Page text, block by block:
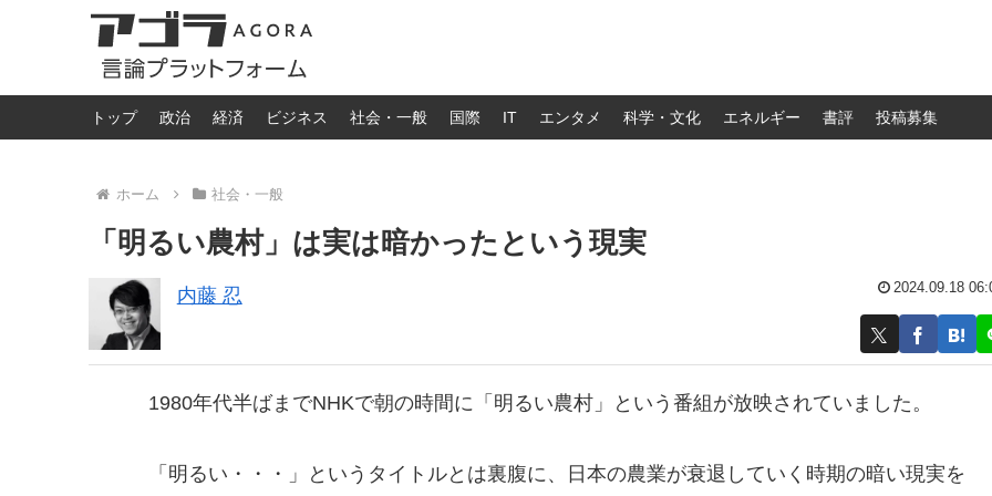
トップ 政治 経済 ビジネス 社会・一般 国際 IT エンタメ 科学・文化 エネルギー 書評 投稿募集
ホーム 社会・一般
「明るい農村」は実は暗かったという現実
内藤 忍 2024.09.18
1980年代半ばまでNHKで朝の時間に「明るい農村」という番組が放映されていました。
「明るい・・・」というタイトルとは裏腹に、日本の農業が衰退していく時期の暗い現実を